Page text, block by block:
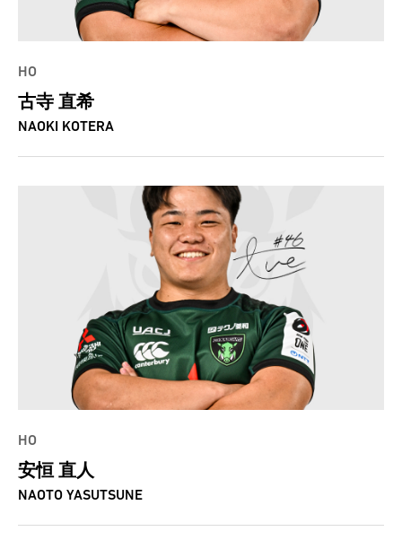
HO
古寺 直希
NAOKI KOTERA
HO
安恒 直人
NAOTO YASUTSUNE